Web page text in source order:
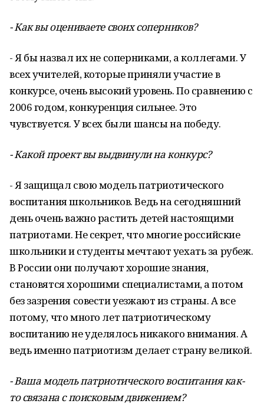
- Как вы оцениваете своих соперников?
- Я бы назвал их не соперниками, а коллегами. У
всех учителей, которые приняли участие в
конкурсе, очень высокий уровень. По сравнению с
2006 годом, конкуренция сильнее. Это
чувствуется. У всех были шансы на победу.
- Какой проект вы выдвинули на конкурс?
- Я защищал свою модель патриотического
воспитания школьников. Ведь на сегодняшний
день очень важно растить детей настоящими
патриотами. Не секрет, что многие российские
школьники и студенты мечтают уехать за рубеж.
В России они получают хорошие знания,
становятся хорошими специалистами, а потом
без зазрения совести уезжают из страны. А все
потому, что много лет патриотическому
воспитанию не уделялось никакого внимания. А
ведь именно патриотизм делает страну великой.
- Ваша модель патриотического воспитания как-
то связана с поисковым движением?